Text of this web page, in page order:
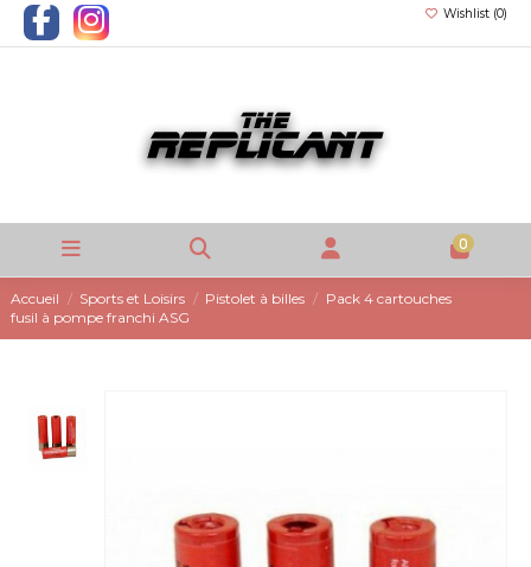
Wishlist (0)
0
Accueil Sports et Loisirs Pistolet à billes
Pack 4 cartouches
fusil à pompe franchi ASG